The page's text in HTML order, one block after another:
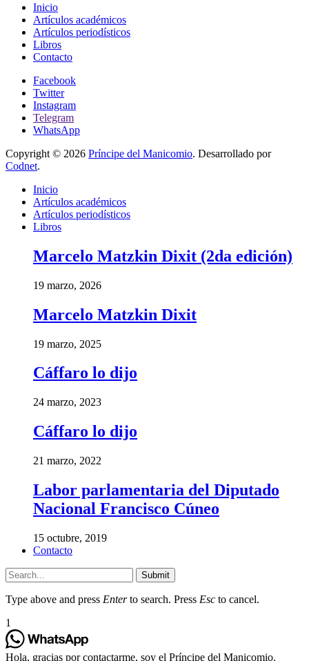
Inicio
Artículos académicos
Artículos periodísticos
Libros
Contacto
Facebook
Twitter
Instagram
Telegram
WhatsApp
Copyright © 2026 Príncipe del Manicomio. Desarrollado por
Codnet.
Inicio
Artículos académicos
Artículos periodísticos
Libros
Marcelo Matzkin Dixit (2da edición)
19 marzo, 2026
Marcelo Matzkin Dixit
19 marzo, 2025
Cáffaro lo dijo
24 marzo, 2023
Cáffaro lo dijo
21 marzo, 2022
Labor parlamentaria del Diputado
Nacional Francisco Cúneo
15 octubre, 2019
Contacto
Submit
Type above and press Enterto search. Press Esc to cancel.
1
Hola, gracias por contactarme, soy el Príncipe del Manicomio.